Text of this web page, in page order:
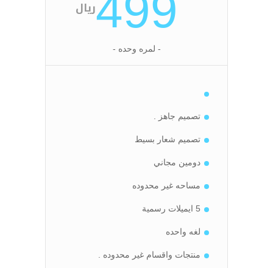
ريال
- لمره وحده -
تصميم جاهز .
تصميم شعار بسيط
دومين مجاني
مساحه غير محدوده
5 ايميلات رسمية
لغه واحده
منتجات واقسام غير محدوده .